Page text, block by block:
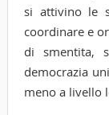
si attivino le
coordinare e
di smentita,
democrazia
meno a livello